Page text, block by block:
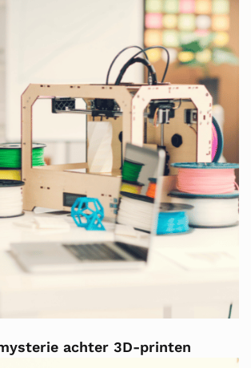
achter 3D-printen